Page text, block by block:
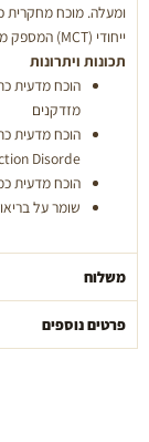
ומעלה. מוכח מחקרית
ייחודי (MCT) המספק מקור אנרגיה לתאי מוח מזדקנים.
תכונות ויתרונות
הוכח מדעית
מזדקנים
Disorde
הוכח מדעית
שומר על
משלוח
פרטים נוספים